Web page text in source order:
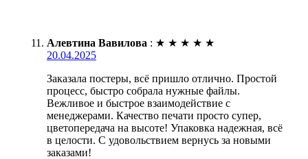
Алевтина Вавилова : ★ ★ ★ ★ ★
20.04.2025
Заказала постеры, всё пришло отлично. Простой
процесс, быстро собрала нужные файлы.
Вежливое и быстрое взаимодействие с
менеджерами. Качество печати просто супер,
цветопередача на высоте! Упаковка надежная, всё
в целости. С удовольствием вернусь за новыми
заказами!